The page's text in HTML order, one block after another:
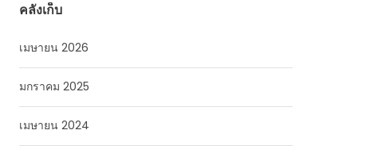
คลังเก็บ
เมษายน 2026
มกราคม 2025
เมษายน 2024